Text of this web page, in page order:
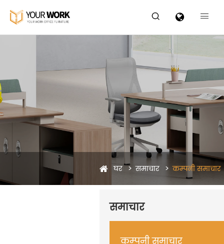
 
घर समाचार कम्पनी समाचार
समाचार